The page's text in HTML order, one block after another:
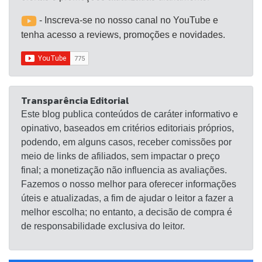
- Inscreva-se no nosso canal no YouTube e
tenha acesso a reviews, promoções e novidades.
Transparência Editorial
Este blog publica conteúdos de caráter informativo e
opinativo, baseados em critérios editoriais próprios,
podendo, em alguns casos, receber comissões por
meio de links de afiliados, sem impactar o preço
final; a monetização não influencia as avaliações.
Fazemos o nosso melhor para oferecer informações
úteis e atualizadas, a fim de ajudar o leitor a fazer a
melhor escolha; no entanto, a decisão de compra é
de responsabilidade exclusiva do leitor.